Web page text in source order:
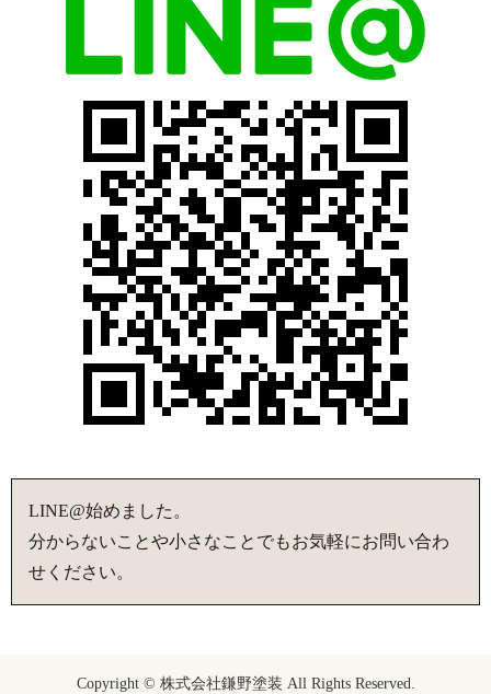
LINE@始めました。
分からないことや小さなことでもお気軽にお問い合わ
せください。
Copyright © 株式会社鎌野塗装 All Rights Reserved.